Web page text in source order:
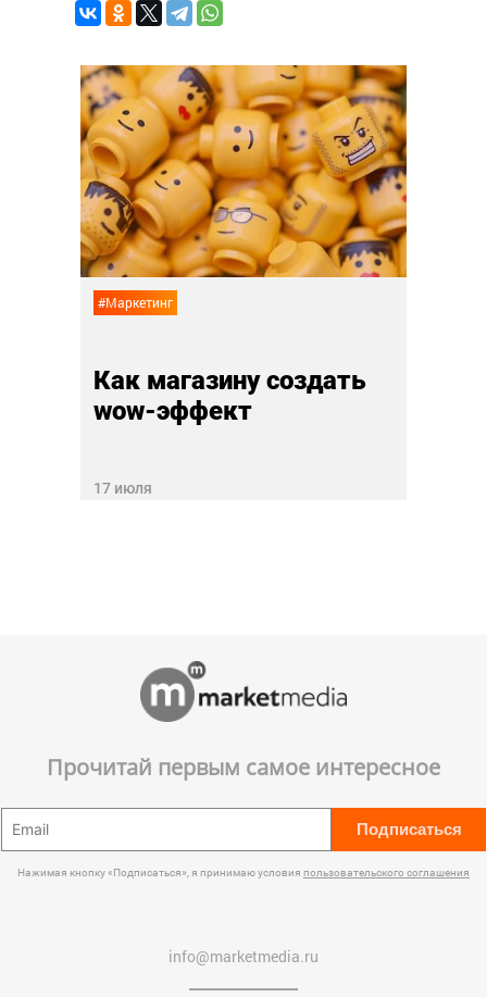
#Маркетинг
Как магазину создать
wow-эффект
17 июля
Прочитай первым самое интересное
Подписаться
Нажимая кнопку «Подписаться», я принимаю условия пользовательского соглашения
info@marketmedia.ru